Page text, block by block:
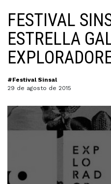
FESTIVAL
ESTRELLA
#Festival Sinsal
29 de agosto de 2015